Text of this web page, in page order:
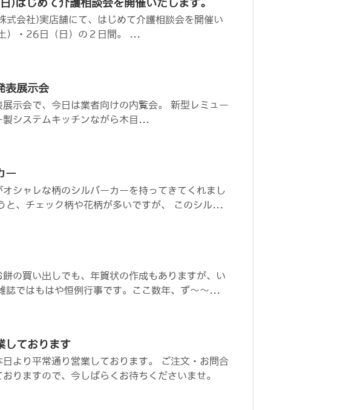
)はじめて介護相談会を開催いたします。
式会社)実店舗にて、はじめて介護相談会を開催い
）・26日（日）の２日間。 ...
表展示会
示会で、今日は業者向けの内覧会。 新型レミュー
システムキッチンながら木目...
ー
シャレな柄のシルバーカーを持ってきてくれまし
と、チェック柄や花柄が多いですが、 このシル...
の買い出しでも、年賀状の作成もありますが、い
誌ではもはや恒例行事です。ここ数年、ず〜〜...
しております
より平常通り営業しております。 ご注文・お問合
りますので、今しばらくお待ちくださいませ。